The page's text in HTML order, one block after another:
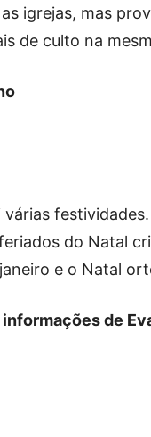
igrejas, mas
de culto na
do Natal
e o Natal
de